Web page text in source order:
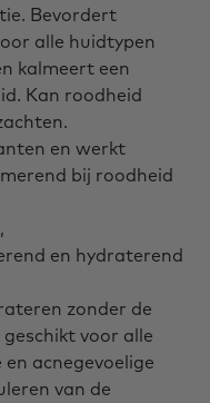
Bevordert
alle huidtypen
kalmeert een
Kan roodheid
en werkt
bij roodheid
en hydraterend
zonder de
voor alle
acnegevoelige
van de